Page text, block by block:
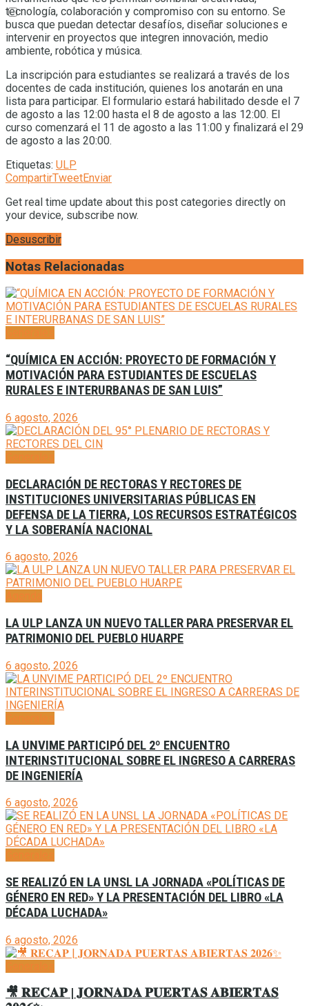
tecnología, colaboración y compromiso con su entorno. Se
busca que puedan detectar desafíos, diseñar soluciones e
intervenir en proyectos que integren innovación, medio
ambiente, robótica y música.
La inscripción para estudiantes se realizará a través de los
docentes de cada institución, quienes los anotarán en una
lista para participar. El formulario estará habilitado desde el 7
de agosto a las 12:00 hasta el 8 de agosto a las 12:00. El
curso comenzará el 11 de agosto a las 11:00 y finalizará el 29
de agosto a las 20:00.
Etiquetas: ULP
CompartirTweetEnviar
Get real time update about this post categories directly on
your device, subscribe now.
Desuscribir
Notas Relacionadas
“QUÍMICA EN ACCIÓN: PROYECTO DE FORMACIÓN Y
MOTIVACIÓN PARA ESTUDIANTES DE ESCUELAS
RURALES E INTERURBANAS DE SAN LUIS”
6 agosto, 2026
DECLARACIÓN DE RECTORAS Y RECTORES DE
INSTITUCIONES UNIVERSITARIAS PÚBLICAS EN
DEFENSA DE LA TIERRA, LOS RECURSOS ESTRATÉGICOS
Y LA SOBERANÍA NACIONAL
6 agosto, 2026
LA ULP LANZA UN NUEVO TALLER PARA PRESERVAR EL
PATRIMONIO DEL PUEBLO HUARPE
6 agosto, 2026
LA UNVIME PARTICIPÓ DEL 2º ENCUENTRO
INTERINSTITUCIONAL SOBRE EL INGRESO A CARRERAS
DE INGENIERÍA
6 agosto, 2026
SE REALIZÓ EN LA UNSL LA JORNADA «POLÍTICAS DE
GÉNERO EN RED» Y LA PRESENTACIÓN DEL LIBRO «LA
DÉCADA LUCHADA»
6 agosto, 2026
🎥 𝐑𝐄𝐂𝐀𝐏 | 𝐉𝐎𝐑𝐍𝐀𝐃𝐀 𝐏𝐔𝐄𝐑𝐓𝐀𝐒 𝐀𝐁𝐈𝐄𝐑𝐓𝐀𝐒